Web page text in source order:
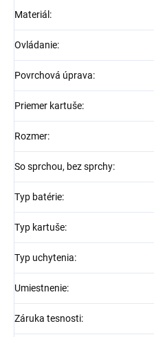
Materiál :
Ovládanie:
Povrchová úprava:
Priemer kartuše:
Rozmer:
So sprchou, bez sprchy:
Typ batérie:
Typ kartuše:
Typ uchytenia:
Umiestnenie:
Záruka tesnosti: